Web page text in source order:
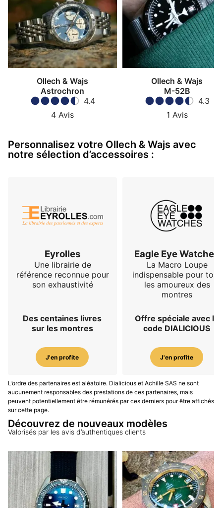
Ollech & Wajs
Astrochron
4.4
4 Avis
Ollech & Wajs
M-52B
4.3
1 Avis
Personnalisez votre Ollech & Wajs avec
notre sélection d’accessoires :
Eyrolles
Une librairie de
référence reconnue pour
son exhaustivité
Des centaines livres
sur les montres
J'en profite
Eagle Eye Watches
La Macro Loupe
indispensable pour tous
les amoureux des
montres
Offre spéciale avec le
code DIALICIOUS
J'en profite
L’ordre des partenaires est aléatoire. Dialicious et Achille SAS ne sont
aucunement responsables des prestations de ces partenaires, mais
peuvent potentiellement être rémunérés par ces derniers pour être affichés
sur cette page.
Découvrez de nouveaux modèles
Valorisés par les avis d’authentiques clients